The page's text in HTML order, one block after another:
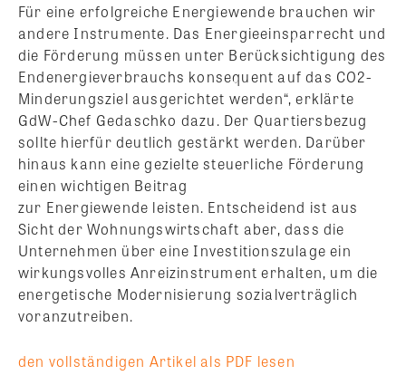
Für eine erfolgreiche Energiewende brauchen wir
andere Instrumente. Das Energieeinsparrecht und
die Förderung müssen unter Berücksichtigung des
Endenergieverbrauchs konsequent auf das CO2-
Minderungsziel ausgerichtet werden“, erklärte
GdW-Chef Gedaschko dazu. Der Quartiersbezug
sollte hierfür deutlich gestärkt werden. Darüber
hinaus kann eine gezielte steuerliche Förderung
einen wichtigen Beitrag
zur Energiewende leisten. Entscheidend ist aus
Sicht der Wohnungswirtschaft aber, dass die
Unternehmen über eine Investitionszulage ein
wirkungsvolles Anreizinstrument erhalten, um die
energetische Modernisierung sozialverträglich
voranzutreiben.
den vollständigen Artikel als PDF lesen